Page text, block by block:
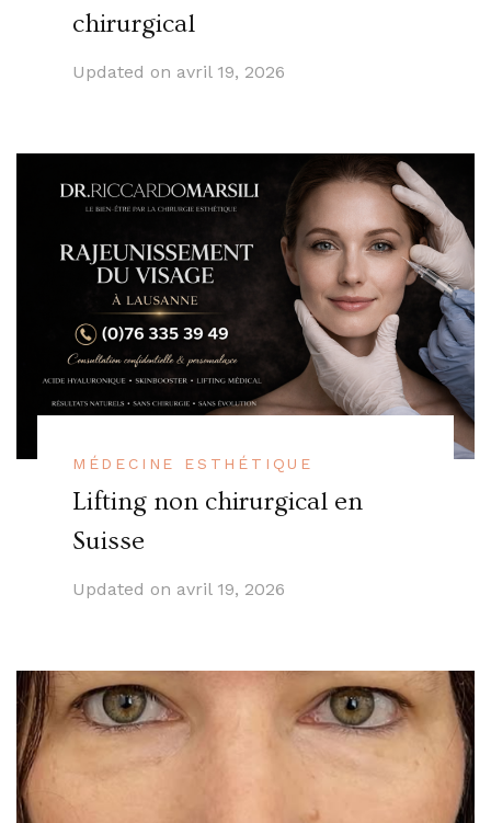
chirurgical
Updated on avril 19, 2026
MÉDECINE ESTHÉTIQUE
Lifting non chirurgical en
Suisse
Updated on avril 19, 2026